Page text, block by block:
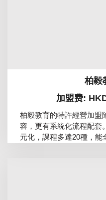
柏毅
加盟费:
柏毅教育的特許經營加盟
容，更有系統化流程配套
元化，課程多達20種，能